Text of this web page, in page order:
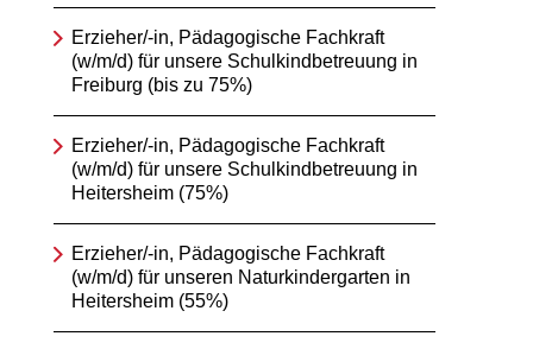
Erzieher/-in, Pädagogische Fachkraft
(w/m/d) für unsere Schulkindbetreuung in
Freiburg (bis zu 75%)
Erzieher/-in, Pädagogische Fachkraft
(w/m/d) für unsere Schulkindbetreuung in
Heitersheim (75%)
Erzieher/-in, Pädagogische Fachkraft
(w/m/d) für unseren Naturkindergarten in
Heitersheim (55%)